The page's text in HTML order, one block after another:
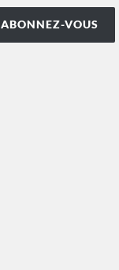
ABONNEZ-VOUS